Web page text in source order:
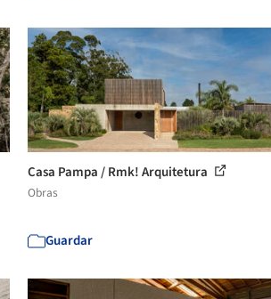
Casa Pampa / Rmk! Arquitetura
Obras
Guardar